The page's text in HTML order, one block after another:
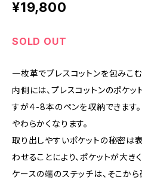
¥19,800
SOLD OUT
一枚革でプレスコットンを包みこむ
内側には、プレスコットンのポケッ
すが４-8本のペンを収納できます
やわらかくなります。
取り出しやすいポケットの秘密は
わせることにより、ポケットが大き
ケースの端のステッチは、そこか